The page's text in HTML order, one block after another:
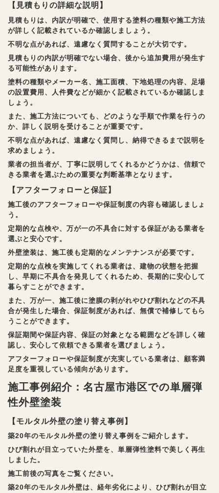
【見積もりの詳細な説明】
見積もりは、内訳が明確で、使用する塗料の種類や施工方法
が詳しく記載されているか確認しましょう。
不明な点があれば、遠慮なく質問することが大切です。
見積もりの内訳が明確でない場合、後から追加費用が発生す
る可能性があります。
塗料の種類やメーカー名、施工面積、下地処理の内容、足場
の設置費用、人件費などが細かく記載されているか確認しま
しょう。
また、施工方法についても、どのような手順で作業を行うの
か、詳しく説明を受けることが重要です。
不明な点があれば、遠慮なく質問し、納得できるまで説明を
求めましょう。
業者の担当者が、丁寧に説明してくれるかどうかは、信頼で
きる業者を選ぶための重要な判断基準となります。
【アフターフォローと保証】
施工後のアフターフォローや保証制度の内容も確認しましょ
う。
定期的な点検や、万が一の不具合に対する保証がある業者を
選ぶと安心です。
外壁塗装は、施工後も定期的なメンテナンスが必要です。
定期的な点検を実施してくれる業者は、建物の状態を把握
し、早期に不具合を発見してくれるため、長期的に安心して
暮らすことができます。
また、万が一、施工後に塗膜の剥がれやひび割れなどの不具
合が発生した場合、保証制度があれば、無償で補修してもら
うことができます。
保証期間や保証内容、保証の対象となる範囲などを詳しく確
認し、安心して依頼できる業者を選びましょう。
アフターフォローや保証制度が充実している業者は、顧客満
足度を重視している傾向があります。
施工事例紹介：名古屋市港区での単層弾
性外壁塗装
【モルタル外壁の塗り替え事例】
築20年のモルタル外壁の塗り替え事例をご紹介します。
ひび割れが目立っていた外壁を、単層弾性塗料で美しく再生
しました。
施工前後の写真をご覧ください。
築20年のモルタル外壁は、経年劣化により、ひび割れが目立